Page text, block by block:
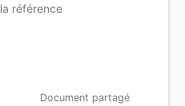
la référence
Document partagé